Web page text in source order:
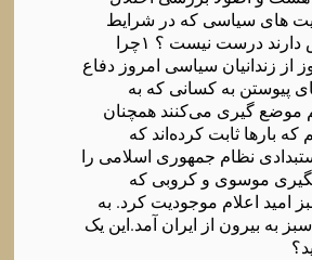
های سیاسی که در شرایط
خاص رفتارهای خاص دارند درست نیست ؟ ۱چرا
از زندانیان سیاسی امروز دفاع
به جای پیوستن به کسانی که به
موضع گیری می‌کنند همچنان
بارها ثابت کرده‌اند که
نظام جمهوری اسلامی را
از دستگیری موسوی و کروبی که
اعلام موجودیت کرد. به
به بیرون از ایران آمد.این یک